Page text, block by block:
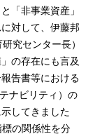
「非事業資産」
対して、伊藤邦
究センター長）
の存在にも言及
告書等における
ナビリティ）の
してきました
の関係性を分